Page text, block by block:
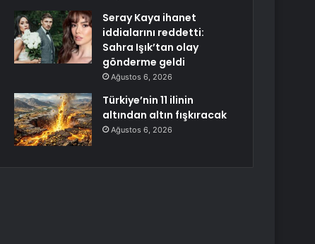
Seray Kaya ihanet
iddialarını reddetti:
Sahra Işık’tan olay
gönderme geldi
Ağustos 6, 2026
Türkiye’nin 11 ilinin
altından altın fışkıracak
Ağustos 6, 2026